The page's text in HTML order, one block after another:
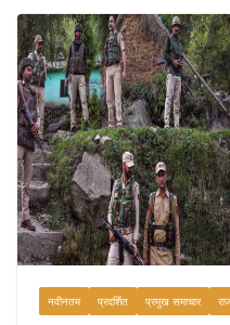
b
o
o
k
नवीनतम प्रदर्शित प्रमुख समाचार